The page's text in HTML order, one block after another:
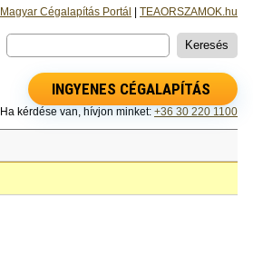
Magyar Cégalapítás Portál TEAORSZAMOK.hu
INGYENES CÉGALAPÍTÁS
Ha kérdése van, hívjon minket: +36 30 220 1100